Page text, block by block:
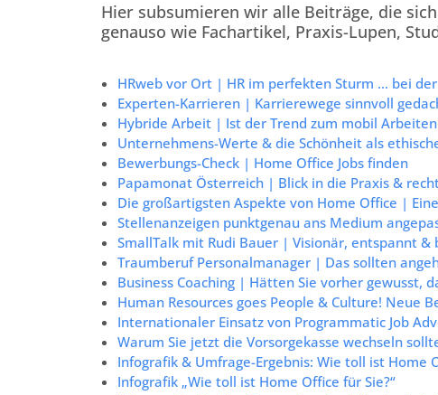
Hier subsumieren wir alle Beiträge, die
genauso wie Fachartikel, Praxis-Lupen,
HRweb vor Ort | HR im perfekten Sturm … bei der
Experten-Karrieren | Karrierewege sinnvoll
Hybride Arbeit | Ist der Trend zum mobil
Unternehmens-Werte & die Schönheit als
Bewerbungs-Check | Home Office Jobs finden
Papamonat Österreich | Blick in die Praxis &
Die großartigsten Aspekte von Home Office |
Stellenanzeigen punktgenau ans Medium
SmallTalk mit Rudi Bauer | Visionär, entspannt &
Traumberuf Personalmanager | Das sollten
Business Coaching | Hätten Sie vorher gewusst,
Human Resources goes People & Culture! Neue
Internationaler Einsatz von Programmatic Job
Warum Sie jetzt die Vorsorgekasse wechseln
Infografik & Umfrage-Ergebnis: Wie toll ist Home
Infografik „Wie toll ist Home Office für Sie?“